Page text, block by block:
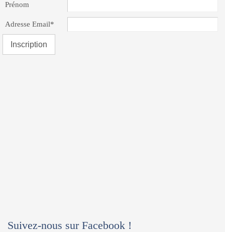
Prénom
Adresse Email*
Suivez-nous sur Facebook !